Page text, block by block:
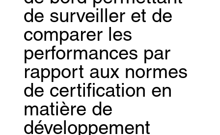
de surveiller et de
comparer les
performances par
rapport aux normes
de certification en
matière de
développement